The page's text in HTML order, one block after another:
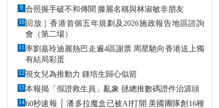
9 合照握手破不和傳聞 滕麗名稱與林淑敏非朋友
10 回放｜香港首個五年規劃及2026施政報告地區諮詢
會（第二場）
11率劉嘉玲迪麗熱巴走遍4區謝票 周星馳向香港送上獨
有結局彩蛋
12 視女兒為推動力 鍾培生歸心似箭
13 本報揭「假證救生員」亂象 拯總推數碼證件治源頭
1460秒速報 │ 潘多拉魔盒已被AI打開 美國團隊創16種